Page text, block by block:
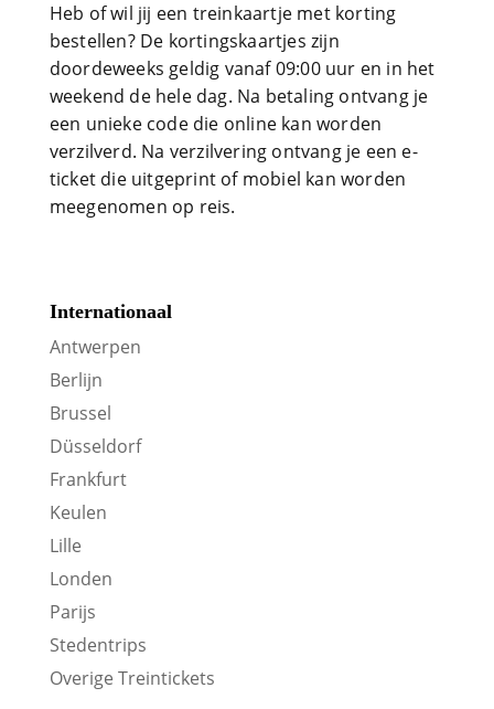
Heb of wil jij een treinkaartje met korting
bestellen? De kortingskaartjes zijn
doordeweeks geldig vanaf 09:00 uur en in het
weekend de hele dag. Na betaling ontvang je
een unieke code die online kan worden
verzilverd. Na verzilvering ontvang je een e-
ticket die uitgeprint of mobiel kan worden
meegenomen op reis.
Internationaal
Antwerpen
Berlijn
Brussel
Düsseldorf
Frankfurt
Keulen
Lille
Londen
Parijs
Stedentrips
Overige Treintickets